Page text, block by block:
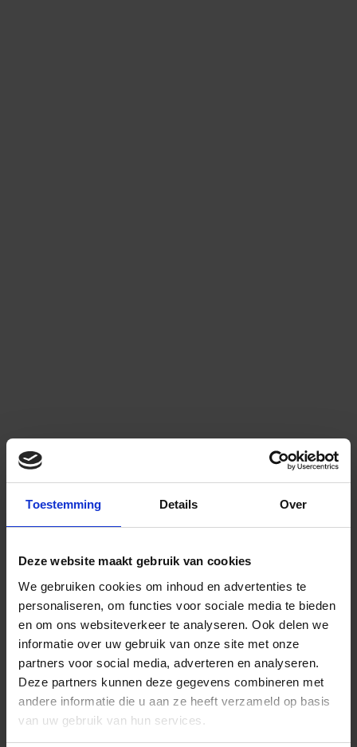
Toestemming Details Over
Deze website maakt gebruik van cookies
We gebruiken cookies om inhoud en advertenties te
personaliseren, om functies voor sociale media te bieden
en om ons websiteverkeer te analyseren. Ook delen we
informatie over uw gebruik van onze site met onze
partners voor social media, adverteren en analyseren.
Deze partners kunnen deze gegevens combineren met
andere informatie die u aan ze heeft verzameld op basis
van uw gebruik van hun services.